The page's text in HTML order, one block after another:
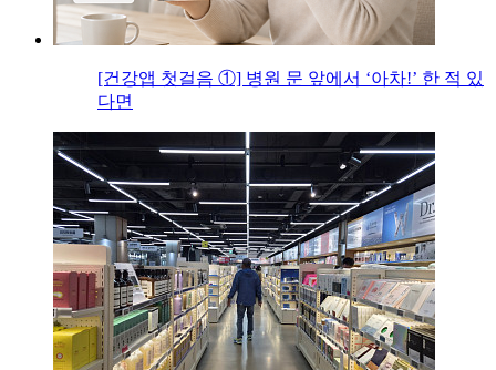
[건강앱 첫걸음 ①] 병원 문 앞에서 ‘아차!’ 한 적 있
다면